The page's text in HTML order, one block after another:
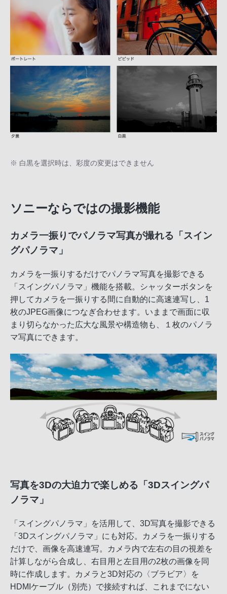
※ 白黒を選択時は、彩度の変更はできません
ソニーならではの撮影機能
カメラ一振りでパノラマ写真が撮れる「スイン
グパノラマ」
カメラを一振りするだけでパノラマ写真を撮影できる
「スイングパノラマ」機能を搭載。シャッターボタンを
押してカメラを一振りする間に自動的に高速連写し、1
枚のJPEG画像につなぎ合わせます。いままで画面に収
まり切らなかった広大な風景や構造物も、１枚のパノラ
マ写真にできます。
写真を3Dの大迫力で楽しめる「3Dスイングパ
ノラマ」
「スイングパノラマ」を活用して、3D写真を撮影できる
「3Dスイングパノラマ」にも対応。カメラを一振りする
だけで、画像を高速連写。カメラ内で左右の目の視差を
計算しながら合成し、右目用と左目用の2枚の画像を同
時に作成します。カメラと3D対応の〈ブラビア〉を
HDMIケーブル（別売）で接続すれば、これまでにない